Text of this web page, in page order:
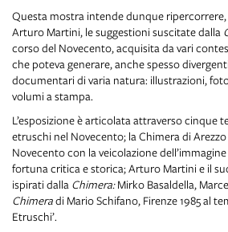
Questa mostra intende dunque
Arturo Martini, le suggestioni suscitate dalla
corso del Novecento, acquisita da vari
che poteva generare, anche spesso
documentari di varia natura: illustrazioni,
volumi a stampa.
L’esposizione è articolata attraverso cinque
etruschi nel Novecento; la Chimera di
Novecento con la veicolazione
fortuna critica e storica; Arturo Martini e il
ispirati dalla Chimera:Mirko Basaldella,
Chimeradi Mario Schifano, Firenze 1985 al
Etruschi’.